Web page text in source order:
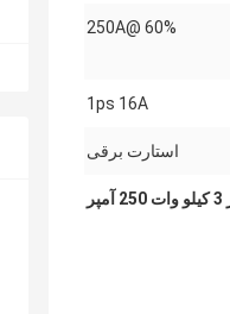
60% @250A
1ps 16A
استارت برقی